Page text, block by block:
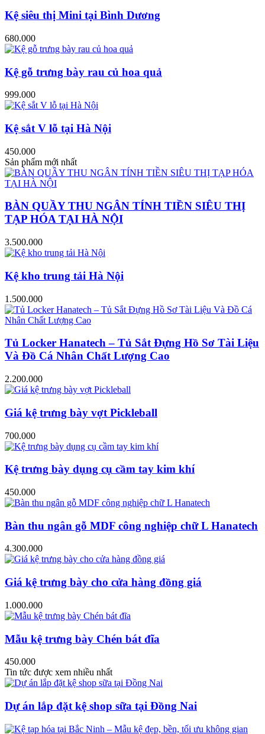
Kệ siêu thị Mini tại Bình Dương
680.000
Kệ gỗ trưng bày rau củ hoa quả
999.000
Kệ sắt V lỗ tại Hà Nội
450.000
Sản phẩm mới nhất
BÀN QUẦY THU NGÂN TÍNH TIỀN SIÊU THỊ
TẠP HÓA TẠI HÀ NỘI
3.500.000
Kệ kho trung tải Hà Nội
1.500.000
Tủ Locker Hanatech – Tủ Sắt Đựng Hồ Sơ Tài Liệu
Và Đồ Cá Nhân Chất Lượng Cao
2.200.000
Giá kệ trưng bày vợt Pickleball
700.000
Kệ trưng bày dụng cụ cầm tay kim khí
450.000
Bàn thu ngân gỗ MDF công nghiệp chữ L Hanatech
4.300.000
Giá kệ trưng bày cho cửa hàng đồng giá
1.000.000
Mẫu kệ trưng bày Chén bát đĩa
450.000
Tin tức được xem nhiều nhất
Dự án lắp đặt kệ shop sữa tại Đồng Nai